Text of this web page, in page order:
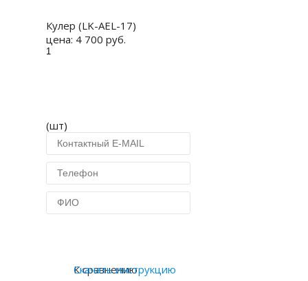
Кулер (LK-AEL-17)
цена: 4 700 руб.
(шт)
К сравнению
Скачать инструкцию